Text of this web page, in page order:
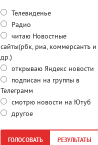
Телевиденье
Радио
читаю Новостные
сайты(рбк, риа, коммерсантъ и
др.)
открываю Яндекс новости
подписан на группы в
Телеграмм
смотрю новости на Ютуб
другое
ГОЛОСОВАТЬ РЕЗУЛЬТАТЫ